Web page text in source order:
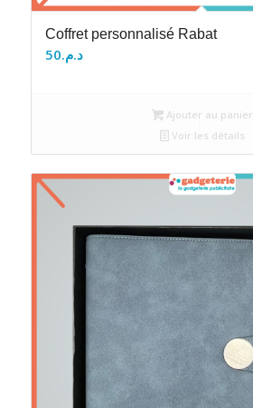
Coffret personnalisé Rabat
د.م.50
Ajouter au panier
Voir les détails